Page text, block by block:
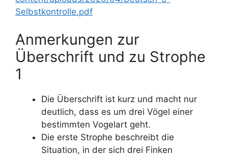
Selbstkontrolle.pdf
Anmerkungen zur
Überschrift und zu Strophe
1
Die Überschrift ist kurz und macht nur
deutlich, dass es um drei Vögel einer
bestimmten Vogelart geht.
Die erste Strophe beschreibt die
Situation, in der sich drei Finken